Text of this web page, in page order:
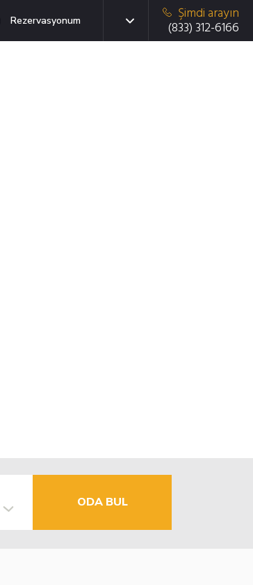
Rezervasyonum
Şimdi arayın
(833) 312-6166
ODA BUL